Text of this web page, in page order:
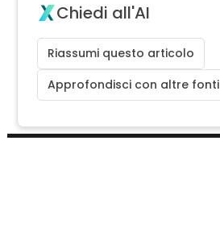
Chiedi all'AI
Riassumi questo articolo
Approfondisci con altre fonti